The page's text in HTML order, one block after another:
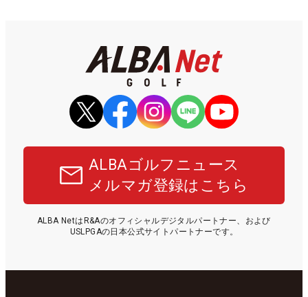
ALBAゴルフニュース
メルマガ登録はこちら
ALBA NetはR&Aのオフィシャルデジタルパートナー、および
USLPGAの日本公式サイトパートナーです。